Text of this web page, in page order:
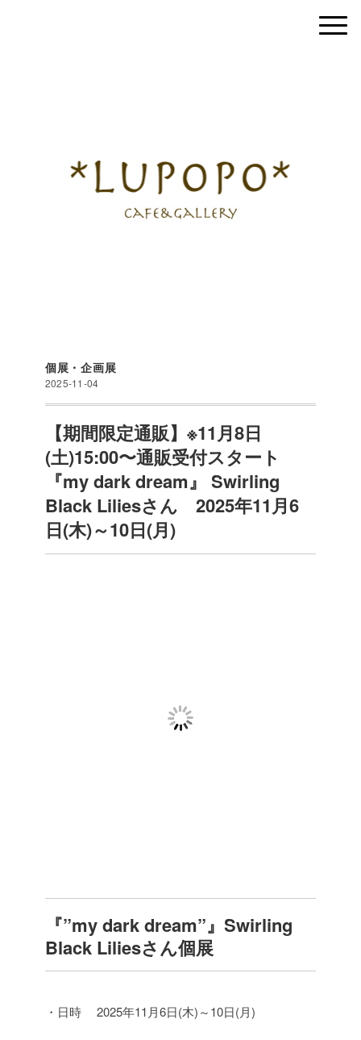
個展・企画展
2025-11-04
【期間限定通販】※11月8日
(土)15:00〜通販受付スタート
『my dark dream』 Swirling
Black Liliesさん 2025年11月6
日(木)～10日(月)
『”my dark dream”』Swirling
Black Liliesさん個展
・日時 2025年11月6日(木)～10日(月)